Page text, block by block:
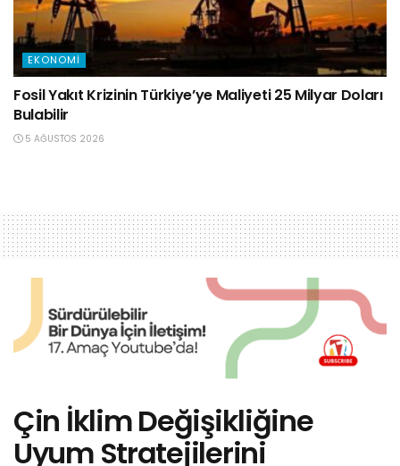
EKONOMI
Fosil Yakıt Krizinin Türkiye’ye Maliyeti 25 Milyar Doları
Bulabilir
5 AĞUSTOS 2026
Çin İklim Değişikliğine
Uyum Stratejilerini